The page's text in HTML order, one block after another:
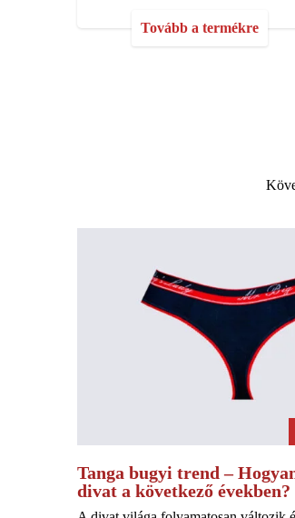
Tovább a termékre
Tanga bugyi trend –
divat a következő években?